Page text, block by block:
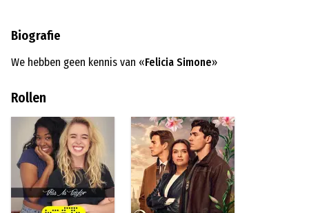
Biografie
We hebben geen kennis van «Felicia Simone»
Rollen